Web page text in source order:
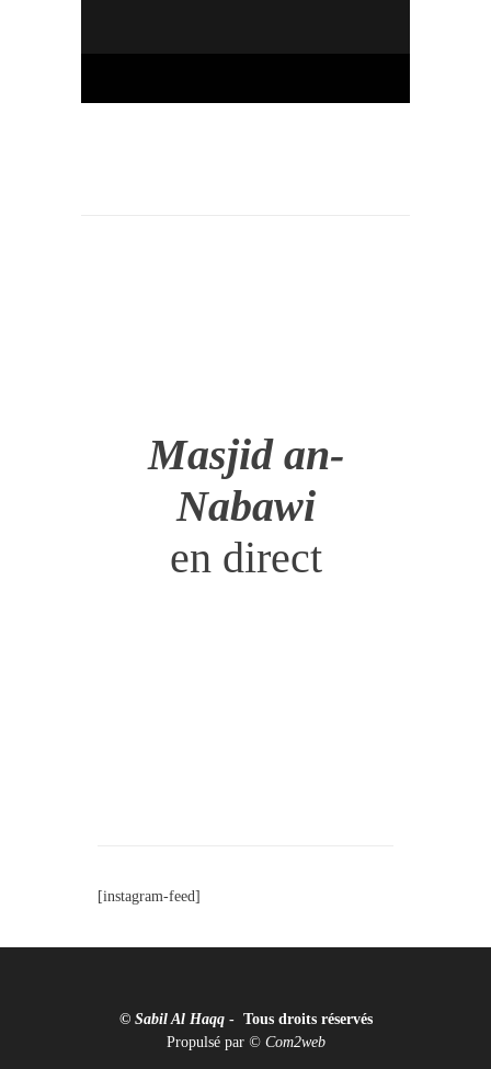
Masjid an-
Nabawi
en direct
[instagram-feed]
© Sabil Al Haqq - Tous droits réservés
Propulsé par © Com2web